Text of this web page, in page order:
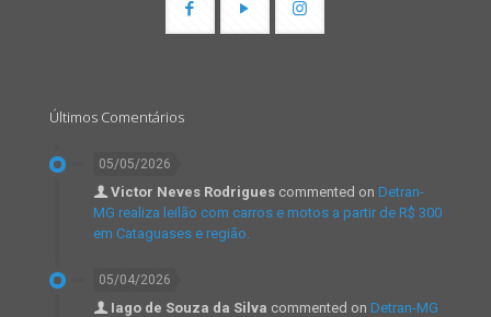
Últimos Comentários
05/05/2026
Victor Neves Rodrigues commented on Detran-
MG realiza leilão com carros e motos a partir de R$ 300
em Cataguases e região.
05/04/2026
Iago de Souza da Silva commented on Detran-MG